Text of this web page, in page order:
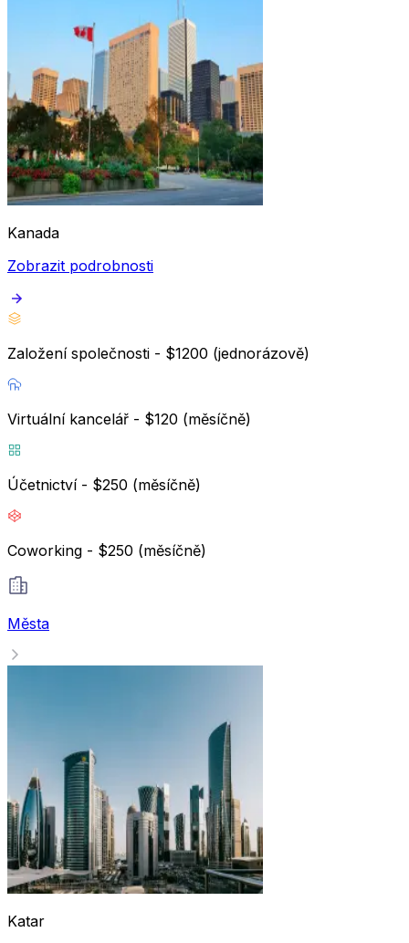
Kanada
Zobrazit podrobnosti
Založení společnosti - $1200 (jednorázově)
Virtuální kancelář - $120 (měsíčně)
Účetnictví - $250 (měsíčně)
Coworking - $250 (měsíčně)
Města
Katar